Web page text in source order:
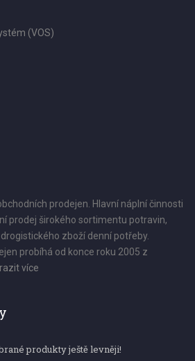
(VOS)
prodejen. Hlavní náplní činnosti
prodej širokého sortimentu potravin,
zboží denní potřeby.
probíhá od konce roku 2005 z
více
produkty ještě levněji!